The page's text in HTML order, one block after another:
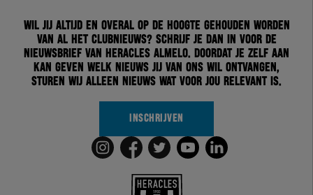
Wil jij altijd en overal op de hoogte gehouden worden
van al het clubnieuws? Schrijf je dan in voor de
nieuwsbrief van Heracles Almelo. Doordat je zelf aan
kan geven welk nieuws jij van ons wil ontvangen,
sturen wij alleen nieuws wat voor jou relevant is.
INSCHRIJVEN